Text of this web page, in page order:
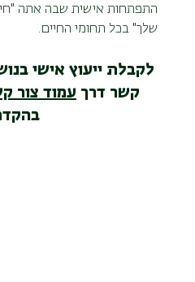
התפתחות אישית שבה אתה
שלך" בכל תחומי החיים.
קשר דרך עמוד צור